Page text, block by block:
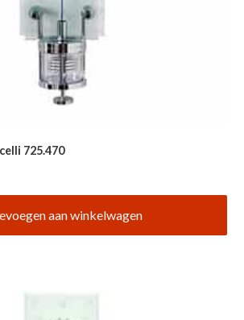
725.470
aan winkelwagen